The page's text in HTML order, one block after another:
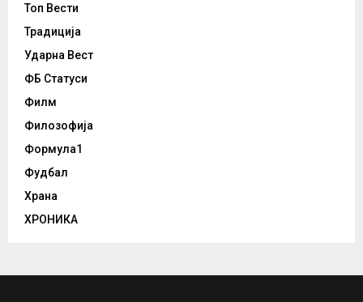
Топ Вести
Традиција
Ударна Вест
ФБ Статуси
Филм
Филозофија
Формула1
Фудбал
Храна
ХРОНИКА